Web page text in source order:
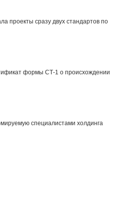
проекты сразу двух стандартов по
формы СТ-1 о происхождении
специалистами холдинга